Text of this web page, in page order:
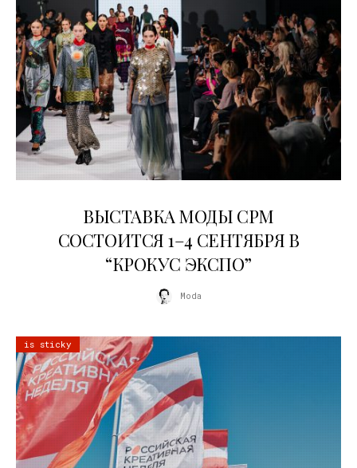
ВЫСТАВКА МОДЫ CPM
СОСТОИТСЯ 1–4 СЕНТЯБРЯ В
“КРОКУС ЭКСПО”
Moda
is sticky